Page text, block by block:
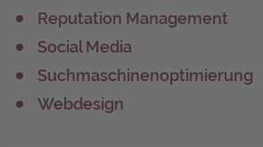
Reputation Management
Social Media
Suchmaschinenoptimierung
Webdesign